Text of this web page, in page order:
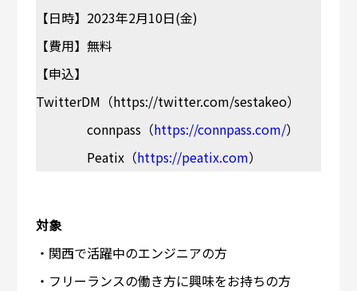
【日時】2023年2月10日(金)
【費用】無料
【申込】
TwitterDM（https://twitter.com/sestakeo）
connpass（https://connpass.com/）
Peatix（https://peatix.com）
対象
・関西で活躍中のエンジニアの方
・フリーランスの働き方に興味をお持ちの方